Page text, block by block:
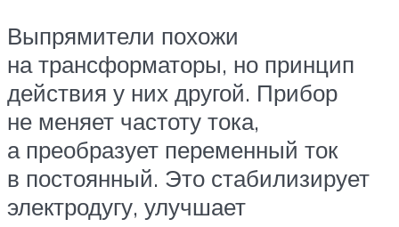
Выпрямители похожи
на трансформаторы, но принцип
действия у них другой. Прибор
не меняет частоту тока,
а преобразует переменный ток
в постоянный. Это стабилизирует
электродугу, улучшает